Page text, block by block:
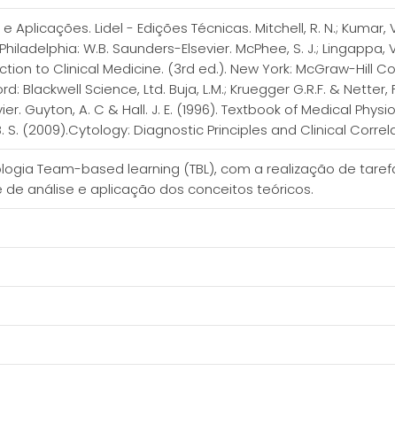
Lidel - Edições Técnicas. Mitchell, R. N.; Kumar,
W.B. Saunders-Elsevier. McPhee, S. J.; Lingappa,
to Clinical Medicine. (3rd ed.). New York: McGraw-Hill
Blackwell Science, Ltd. Buja, L.M.; Kruegger G.R.F. &
Guyton, A. C & Hall. J. E. (1996). Textbook of Medical
S. (2009).Cytology: Diagnostic Principles and Clinical
Team-based learning (TBL), com a realização de
análise e aplicação dos conceitos teóricos.